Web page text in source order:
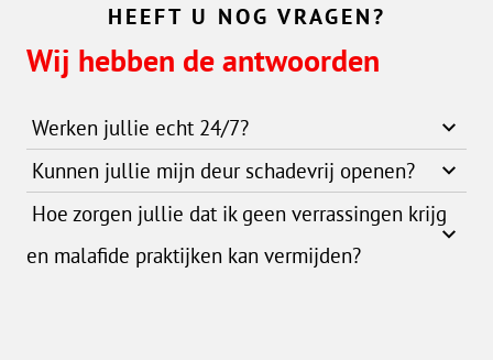
HEEFT U NOG VRAGEN?
Wij hebben de antwoorden
Werken jullie echt 24/7?
Kunnen jullie mijn deur schadevrij openen?
Hoe zorgen jullie dat ik geen verrassingen krijg
en malafide praktijken kan vermijden?